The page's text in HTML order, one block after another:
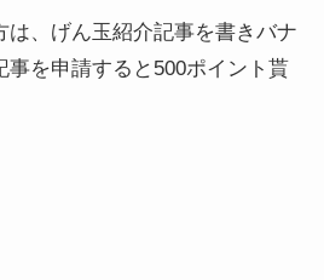
は、げん玉紹介記事を書きバナ
事を申請すると500ポイント貰